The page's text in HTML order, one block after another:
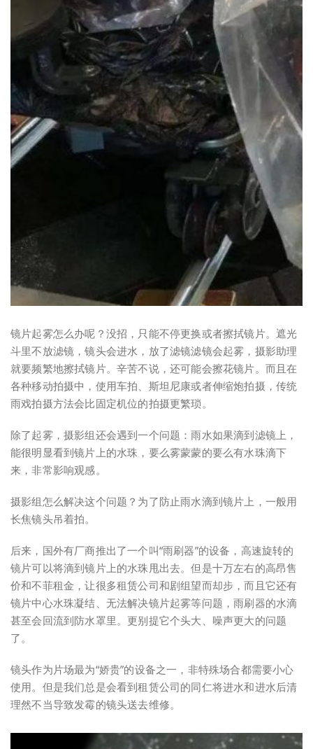
镜片起雾怎么办呢？没招，只能不停更换或者擦拭镜片。遮光
斗里不放滤镜，镜头会进水，放了滤镜滤镜会起雾，摄影助理
就要频繁地擦拭镜片。辛苦不说，还可能会擦花镜片。而且在
各种移动拍摄中，使用车拍、斯坦尼康或者伸缩炮拍摄，传统
雨戏拍摄方法会比固定机位的拍摄更繁琐。
除了起雾，摄影组还会遇到一个问题：雨水如果滴到滤镜上，
能很明显看到镜片上的水珠，要么雾蒙蒙的要么有水珠滴下
来，非常影响观感。
摄影组怎么解决这个问题？为了防止雨水滴到镜片上，一般用
长焦镜头吊着拍。
后来，国外有厂商推出了一个叫“雨刷器”的设备，高速旋转的
镜片可以将滴到镜片上的水珠甩出去。但是十万左右的高昂售
价和不菲租金，让很多租赁公司和剧组望而却步，而且它还有
镜片中心水珠凝结、无法解决镜片起雾等问题，雨刷器的水滴
甚至会回流到防水罩里。更别提它个头大、噪声更大的问题
了。
镜头作为片场最为“娇贵”的设备之一，非特殊场合都需要小心
使用。但是我们总是会看到租赁公司的同仁将进水和进水后清
理然不当导致发霉的镜头送去维修。